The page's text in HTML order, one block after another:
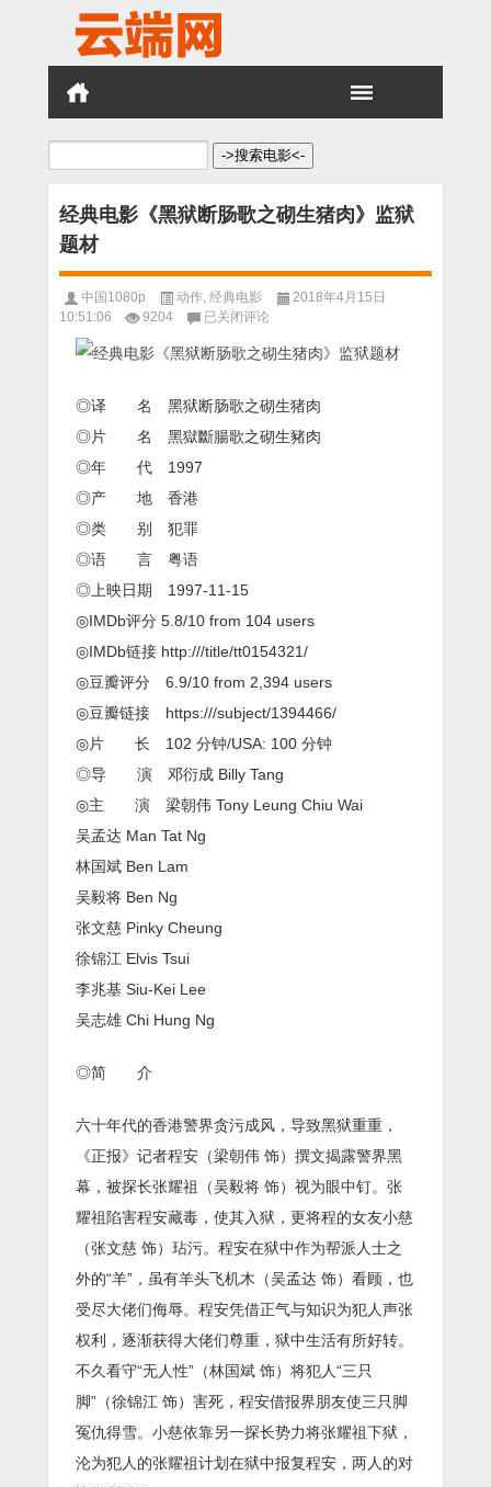
搜
经典电影《黑狱断肠歌之砌生猪肉》监狱
题材
中国1080p 动作 经典电影
2018年4月15日
10:51:06
9204
经
电
狱
断
监
题
材
已关闭评论
◎译 名 黑狱断肠歌之砌生猪肉
◎片 名 黑獄斷腸歌之砌生豬肉
◎年 代 1997
◎产 地 香港
◎类 别 犯罪
◎语 言 粤语
◎上映日期 1997-11-15
◎IMDb评分 5.8/10 from 104 users
◎IMDb链接 http:///title/tt0154321/
◎豆瓣评分 6.9/10 from 2,394 users
◎豆瓣链接 https:///subject/1394466/
◎片 长 102 分钟/USA: 100 分钟
◎导 演 邓衍成 Billy Tang
◎主 演 梁朝伟 Tony Leung Chiu Wai
吴孟达 Man Tat Ng
林国斌 Ben Lam
吴毅将 Ben Ng
张文慈 Pinky Cheung
徐锦江 Elvis Tsui
李兆基 Siu-Kei Lee
吴志雄 Chi Hung Ng
◎简 介
六十年代的香港警界贪污成风，导致黑狱重重，
《正报》记者程安（梁朝伟 饰）撰文揭露警界黑
幕，被探长张耀祖（吴毅将 饰）视为眼中钉。张
耀祖陷害程安藏毒，使其入狱，更将程的女友小慈
（张文慈 饰）玷污。程安在狱中作为帮派人士之
外的“羊”，虽有羊头飞机木（吴孟达 饰）看顾，也
受尽大佬们侮辱。程安凭借正气与知识为犯人声张
权利，逐渐获得大佬们尊重，狱中生活有所好转。
不久看守“无人性”（林国斌 饰）将犯人“三只
脚”（徐锦江 饰）害死，程安借报界朋友使三只脚
冤仇得雪。小慈依靠另一探长势力将张耀祖下狱，
沦为犯人的张耀祖计划在狱中报复程安，两人的对